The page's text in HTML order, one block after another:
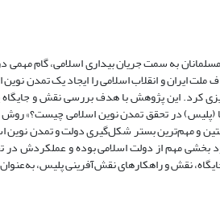
به سمت جریان بیداری اسلامی، گام مهمی
ایران و انقلاب اسلامی را ایجاد یک تمدن نوین
کرد. این پژوهش با هدف بررسی نقش و
(پلیس) در تحقق تمدن نوین اسلامی چیست؟»
و مهم‌ترین بستر شکل‌گیری دولت و تمدن نوین
بخشی مهم از دولت اسلامی بوده و عملکردش در
نقش و راهکارهای نقش‌آفرینی پلیس،